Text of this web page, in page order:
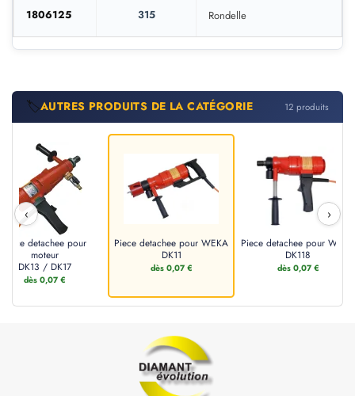
1806125 315 Rondelle
🏷️AUTRES PRODUITS DE LA CATÉGORIE 12 produits
‹ ›
Piece detachee pour
moteur
DK13 / DK17
dès 0,07 €
Piece detachee pour WEKA
DK11
dès 0,07 €
Piece detachee pour WEKA
DK118
dès 0,07 €